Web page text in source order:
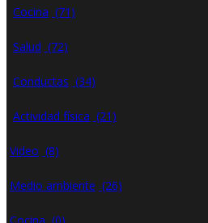
Cocina (71)
Salud (72)
Conductas (34)
Actividad física (21)
Video (8)
Medio ambiente (26)